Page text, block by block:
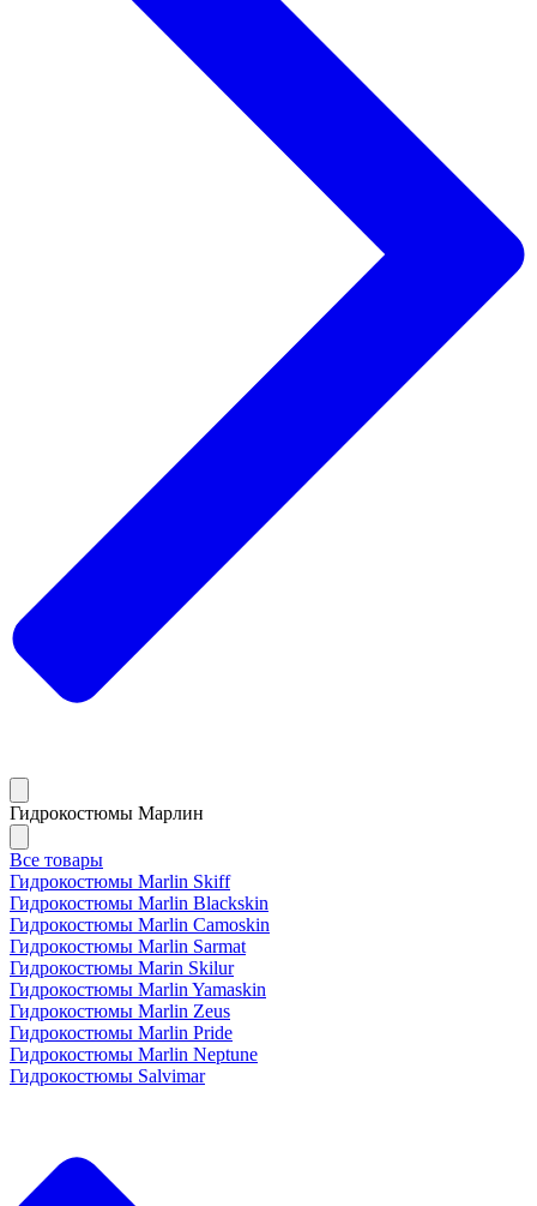
Гидрокостюмы Марлин
Все товары
Гидрокостюмы Marlin Skiff
Гидрокостюмы Marlin Blackskin
Гидрокостюмы Marlin Camoskin
Гидрокостюмы Marlin Sarmat
Гидрокостюмы Marin Skilur
Гидрокостюмы Marlin Yamaskin
Гидрокостюмы Marlin Zeus
Гидрокостюмы Marlin Pride
Гидрокостюмы Marlin Neptune
Гидрокостюмы Salvimar